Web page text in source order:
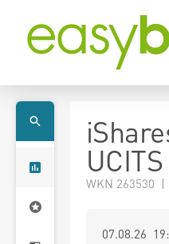
WKN 263530
07.08.26